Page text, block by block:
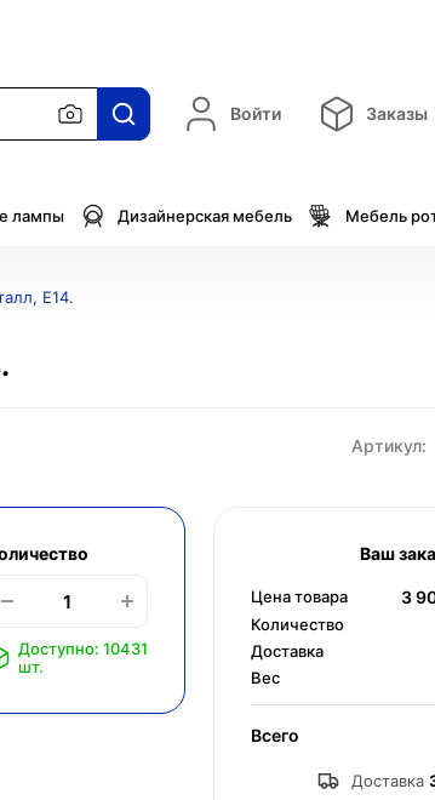
Войти Заказы
лампы Дизайнерская мебель Мебель
E14.
Артикул:
Доступно: 10431
шт.
Ваш
Цена товара 3
Количество
Доставка
Вес
Всего
Доставка